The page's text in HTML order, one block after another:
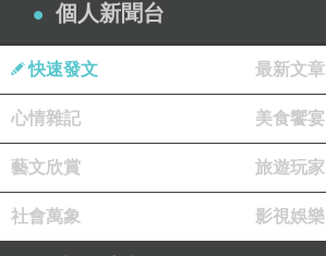
商品訊息描述:
氣質。更有著非常好的減齡效果。
出來。
個人新聞台
快速發文 最新文章
心情雜記 美食饗宴
藝文欣賞 旅遊玩家
社會萬象 影視娛樂